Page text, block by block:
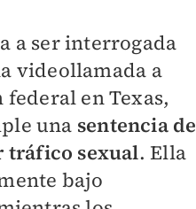
a ser interrogada
videollamada a
en Texas,
una sentencia de
tráfico sexual. Ella
bajo